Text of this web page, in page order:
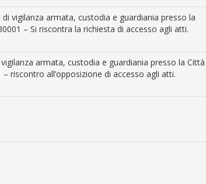
vigilanza armata, custodia e guardiania presso la
– Si riscontra la richiesta di accesso agli atti.
armata, custodia e guardiania presso la Città
riscontro all’opposizione di accesso agli atti.